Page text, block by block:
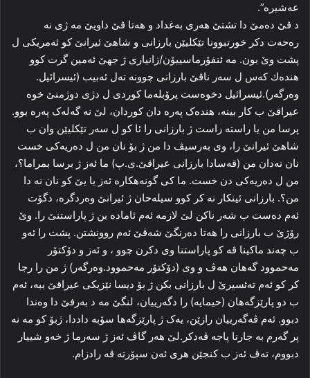
عه‌شیره‌”.
د ڤێ ده‌مێ دا‌ تشتێ هه‌ری به‌غداد و هه‌تا ڤێ داویێ مە ژی نه‌
ره‌حه‌ت دکر خورتبوونا تێکلیێن بارزانی و شاهێ ئیرانێ کو ئه‌مریکی ل
پشت وێ بون. مه‌ ئنفۆرماسییۆن/زانیاری ژ جهێ ئه‌مین گرت کوو
هندەك که‌س ل سه‌ر ناڤێ بارزانی چوونه‌ ته‌ل ئه‌بیب (ئیسرائیل.
وه‌رگه‌ر).ئیسرائیل دخوه‌ست پرۆبله‌ما کوردی ل دژی دوژمنێ خوه‌
عیراقێ ب کار بینه‌، هنده‌ک په‌ره‌ دان کوردان، لێ‌ نه‌ گه‌له‌ک په‌ره‌ بوو.
پرسا من یا راسته‌ راست ژ بارزانی را‌ ئا کو ل سه‌ر تێکلیێن وان ب
شاهێ ئیرانێ را، وی به‌رسیڤ دا من ژ بۆ نان من ل ده‌ریەکی خست
نان نه‌دان من (قه‌سادا بارزانی عیراقێ.ی.پ) ما ئه‌ز ژ برسا بمراما؟،
من ل ده‌ریەکی دن خست. ما کی گونه‌هکاره‌ ئه‌ز یا یێ کو نان نه‌ دا
من؟. بارزانی ئینکار نه‌ کر کوو سیله‌حان ژ ئیرانێ وه‌ردگره‌، دگۆت
ئه‌م ده‌ست ب شه‌ر ناکن لێ لازمه‌ ئه‌م ئاماده‌ بن ژ پاراستنێ را‌. وێ
رۆژێ ب بارزانی را هه‌تا ده‌رنگێ شه‌ڤێ ئه‌م روونشتن. پشت را‌ ئه‌و
ب چه‌ند ماکینا ڤه‌ کو پاراستنا وی دکرن چوو ، و ئه‌ز و دۆکتۆر
مه‌حموود گەهان هه‌ڤ و وی (دۆکتۆر مه‌حموود.وه‌رگه‌ر) ژ من را رجا
کر کو ئه‌م ته‌ئسیرێ ل بارزانی بکن ژ بۆ دیسا نێزیكی عیراقێ‌ ببه‌، ئه‌م
ب دو پارێزگه‌هان (حیمایە) را‌ دگه‌رییان، لنگێ مه‌ د به‌رفێ دا‌ وه‌ندا
دبوو. ئه‌م ڤه‌گه‌رییان رازێن، یه‌ک ژ پارێزگه‌ها سۆبه‌ داددا، ژبۆ کو مه‌ نه‌
پر گه‌رم به‌ جارنا پاجه‌ ڤه‌دکر.لێ هه‌ر گاڤ ئه‌ز ژ سه‌رما ژ خه‌و شییار
دبووم، ته‌ڤ ئه‌ز ب کنجێن هری ئه‌ن سپۆرته‌ ڤه‌ رادزام.